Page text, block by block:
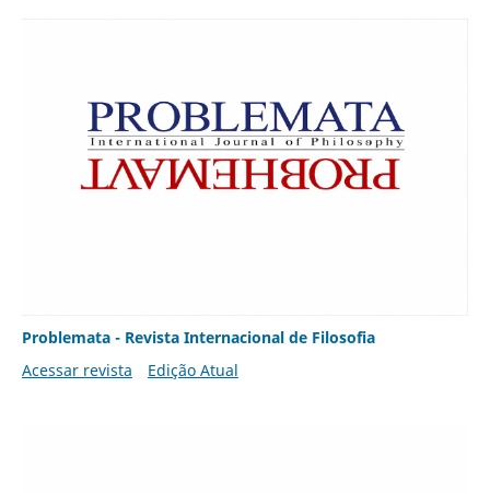
Problemata - Revista Internacional de Filosofia
Acessar revista
Edição Atual